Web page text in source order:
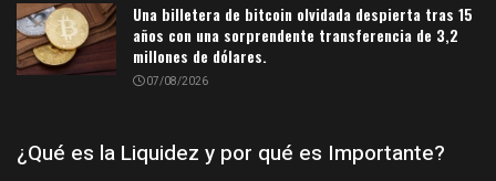
Una billetera de bitcoin olvidada despierta tras 15
años con una sorprendente transferencia de 3,2
millones de dólares.
07/08/2026
¿Qué es la Liquidez y por qué es Importante?